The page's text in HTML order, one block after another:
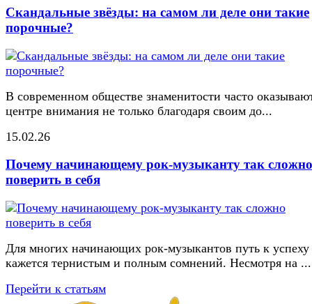
Скандальные звёзды: на самом ли деле они такие
порочные?
В современном обществе знаменитости часто
центре внимания не только благодаря своим до...
15.02.26
Почему начинающему рок-музыканту так сложно
поверить в себя
Для многих начинающих рок-музыкантов путь к успеху
кажется тернистым и полным сомнений. Несмотря на ...
Перейти к статьям